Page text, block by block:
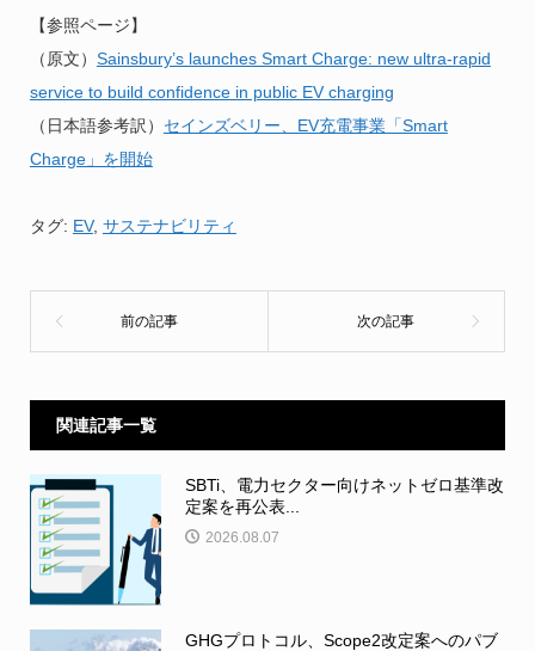
【参照ページ】
（原文） Sainsbury’s launches Smart Charge: new ultra-rapid
service to build confidence in public EV charging
（日本語参考訳） セインズベリー、EV充電事業「Smart
Charge」を開始
タグ: EV, サステナビリティ
関連記事一覧
SBTi、電力セクター向けネットゼロ基準改
定案を再公表...
2026.08.07
GHGプロトコル、Scope2改定案へのパブ